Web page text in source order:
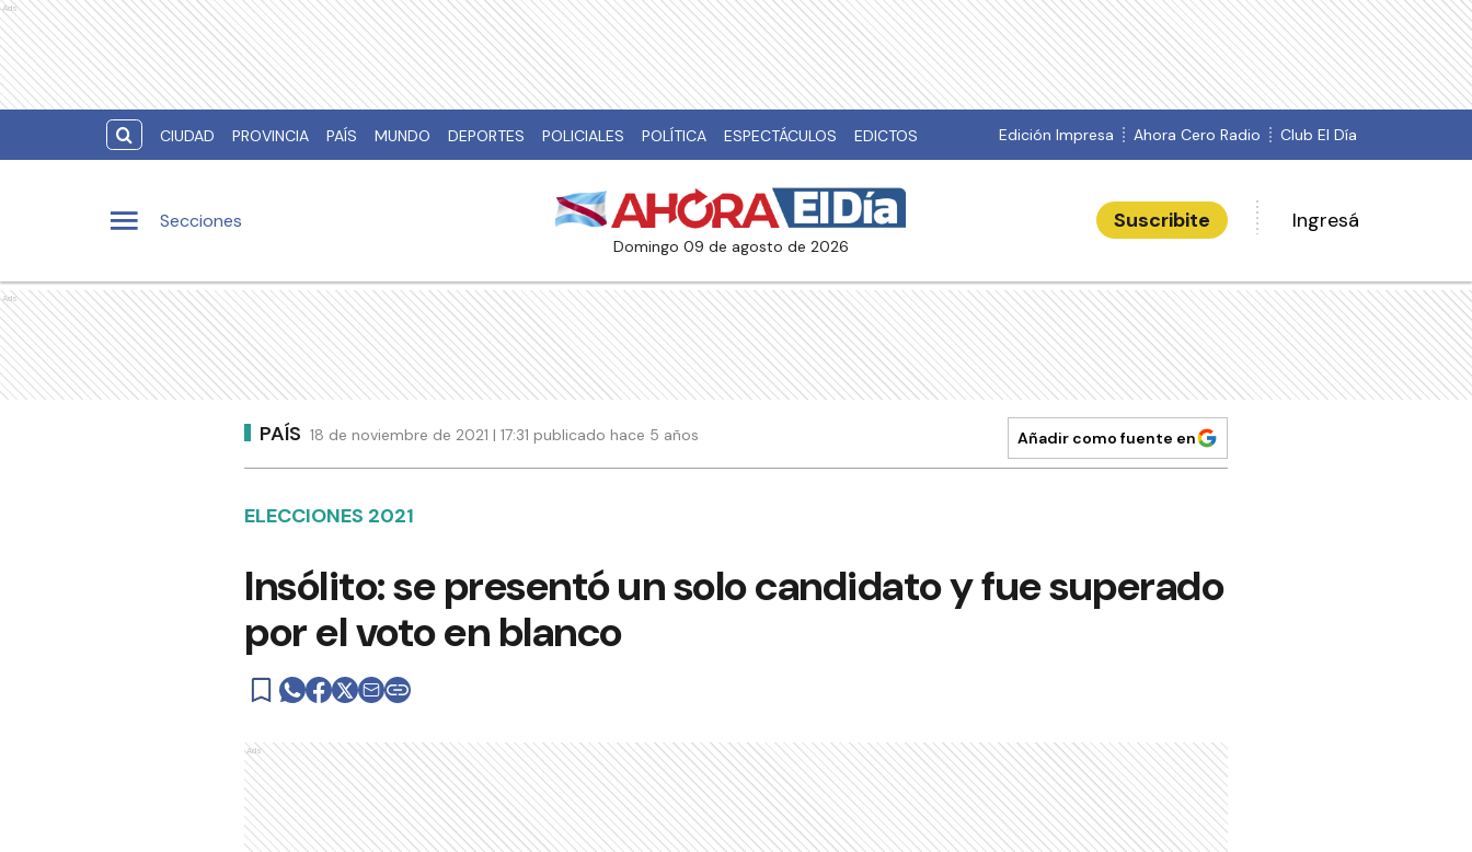
Ads
CIUDAD PROVINCIA PAÍS MUNDO DEPORTES POLICIALES POLÍTICA ESPECTÁCULOS EDICTOS Edición Impresa Ahora Cero Radio Club El Día
Secciones
domingo 09 de agosto de 2026
Suscribite Ingresá
Ads
PAÍS 18 de noviembre de 2021 | 17:31 publicado hace 5 años Añadir como fuente en
ELECCIONES 2021
Insólito: se presentó un solo candidato y fue superado
por el voto en blanco
Ads